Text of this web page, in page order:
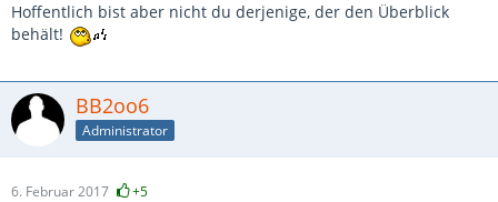
Hoffentlich bist aber nicht du derjenige, der den Überblick
behält!
BB2oo6
Administrator
6. Februar 2017 +5